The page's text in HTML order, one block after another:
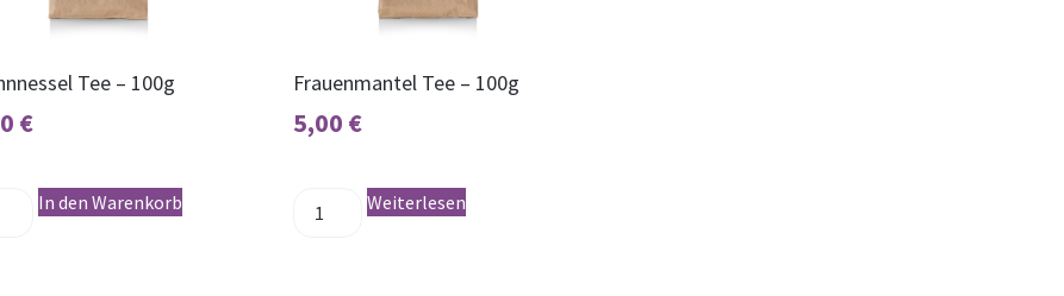
Tee – 100g
€
In den Warenkorb
Frauenmantel Tee – 100g
5,00 €
Weiterlesen